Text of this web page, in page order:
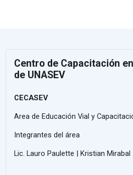
Centro de Capacitación
de UNASEV
CECASEV
Area de Educación Vial y
Integrantes del área
Lic. Lauro Paulette | Kristian Mirabal